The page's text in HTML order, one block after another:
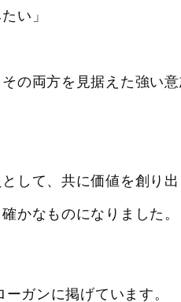
い」
の両方を見据えた強い
して、共に価値を創り
かなものになりました。
ガンに掲げています。